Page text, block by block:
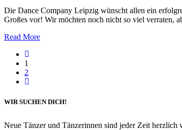
Die Dance Company Leipzig wünscht allen ein
Großes vor! Wir möchten noch nicht so viel verraten,
Read More
1
2
WIR SUCHEN DICH!
Neue Tänzer und Tänzerinnen sind jeder Zeit herzlich